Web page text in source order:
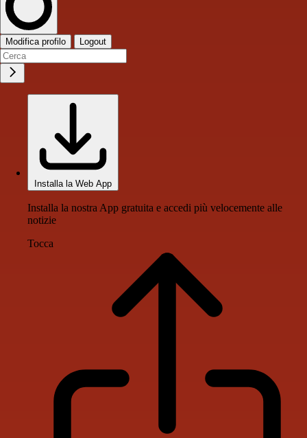
Modifica profilo Logout
Installa la Web App
Installa la nostra App gratuita e accedi più velocemente alle
notizie
Tocca